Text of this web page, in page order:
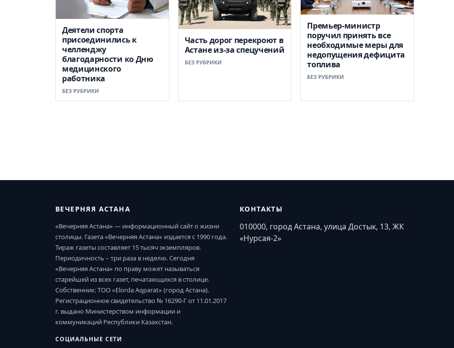
Деятели спорта
присоединились к
челленджу
благодарности ко Дню
медицинского
работника
БЕЗ РУБРИКИ
Часть дорог перекроют в
Астане из-за спецучений
БЕЗ РУБРИКИ
Премьер-министр
поручил принять все
необходимые меры для
недопущения дефицита
топлива
БЕЗ РУБРИКИ
ВЕЧЕРНЯЯ АСТАНА
«Вечерняя Астана» — информационный сайт о жизни
столицы. Газета «Вечерняя Астана» издается с 1990 года.
Тираж газеты составляет 15 тысяч экземпляров.
Периодичность – три раза в неделю. Сегодня
«Вечерняя Астана» по праву может называться
старейшей из всех газет, печатающихся в столице.
Собственник: ТОО «Elorda Aqparat» (город Астана).
Регистрационное свидетельство № 16290-Г от 11.01.2017
г. выдано Министерством информации и
коммуникаций Республики Казахстан.
СОЦИАЛЬНЫЕ СЕТИ
КОНТАКТЫ
010000, город Астана, улица Достык, 13, ЖК
«Нурсая-2»